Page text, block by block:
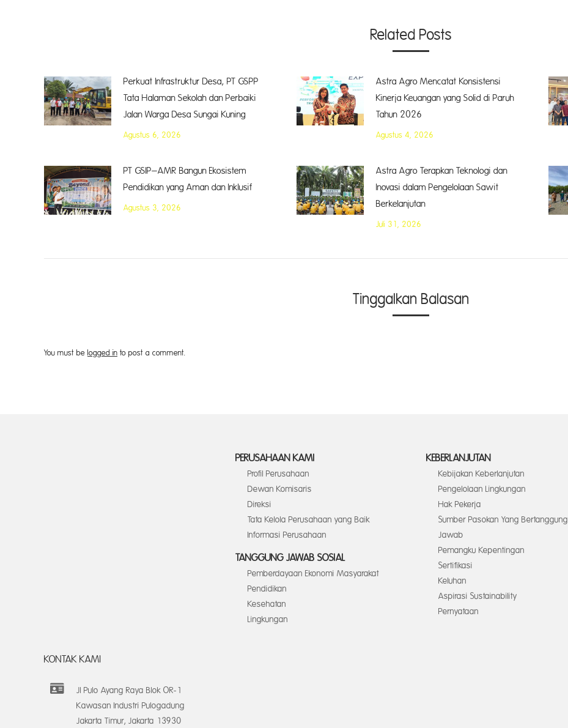
Related Posts
Perkuat Infrastruktur Desa, PT GSPP
Tata Halaman Sekolah dan Perbaiki
Jalan Warga Desa Sungai Kuning
Agustus 6, 2026
Astra Agro Mencatat Konsistensi
Kinerja Keuangan yang Solid di Paruh
Tahun 2026
Agustus 4, 2026
PT GSIP–AMR Bangun Ekosistem
Pendidikan yang Aman dan Inklusif
Agustus 3, 2026
Astra Agro Terapkan Teknologi dan
Inovasi dalam Pengelolaan Sawit
Berkelanjutan
Juli 31, 2026
Tinggalkan Balasan
You must be logged in to post a comment.
PERUSAHAAN KAMI
Profil Perusahaan
Dewan Komisaris
Direksi
Tata Kelola Perusahaan yang Baik
Informasi Perusahaan
TANGGUNG JAWAB SOSIAL
Pemberdayaan Ekonomi Masyarakat
Pendidikan
Kesehatan
Lingkungan
KEBERLANJUTAN
Kebijakan Keberlanjutan
Pengelolaan Lingkungan
Hak Pekerja
Sumber Pasokan Yang Bertanggung
Jawab
Pemangku Kepentingan
Sertifikasi
Keluhan
Aspirasi Sustainability
Pernyataan
KONTAK KAMI
Jl Pulo Ayang Raya Blok OR-1
Kawasan Industri Pulogadung
Jakarta Timur, Jakarta 13930